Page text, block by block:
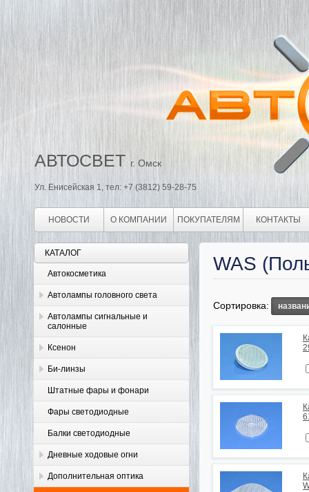
АВТОСВЕТ г. Омск
Ул. Енисейская 1, тел: +7 (3812) 59-28-75
НОВОСТИ О КОМПАНИИ ПОКУПАТЕЛЯМ КОНТАКТЫ
КАТАЛОГ
Автокосметика
Автолампы головного света
Автолампы сигнальные и
салонные
Ксенон
Би-линзы
Штатные фары и фонари
Фары светодиодные
Балки светодиодные
Дневные ходовые огни
Дополнительная оптика
WAS
Сортировка: